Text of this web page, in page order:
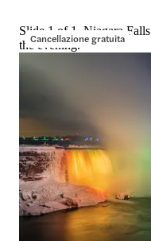
Cancellazione gratuita
Slide 1 of 1, Niagara
the evening.